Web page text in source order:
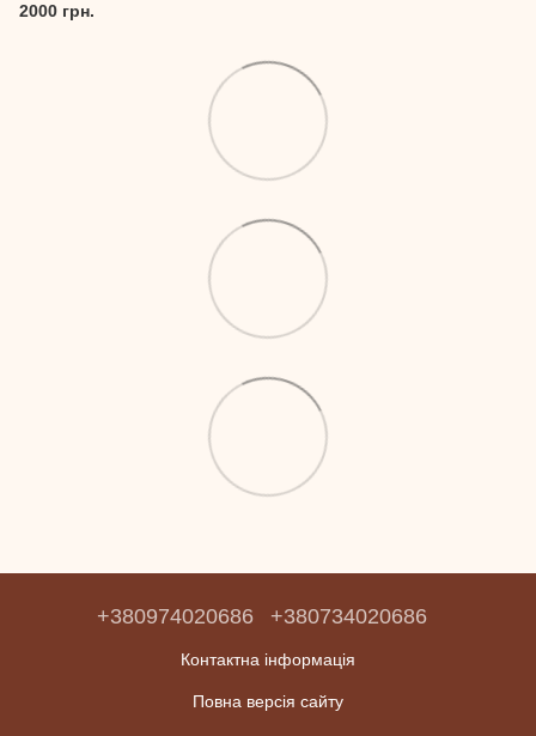
2000 грн.
+380974020686 +380734020686
Контактна інформація
Повна версія сайту